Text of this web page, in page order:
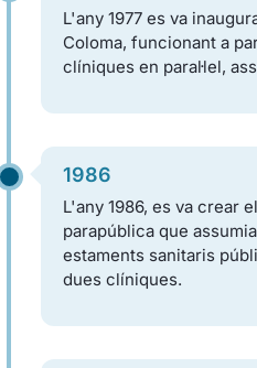
L'any 1977 es va
Coloma, funcionant a
clíniques en paral·lel,
1986
L'any 1986, es va crear
parapública que
estaments sanitaris
dues clíniques.